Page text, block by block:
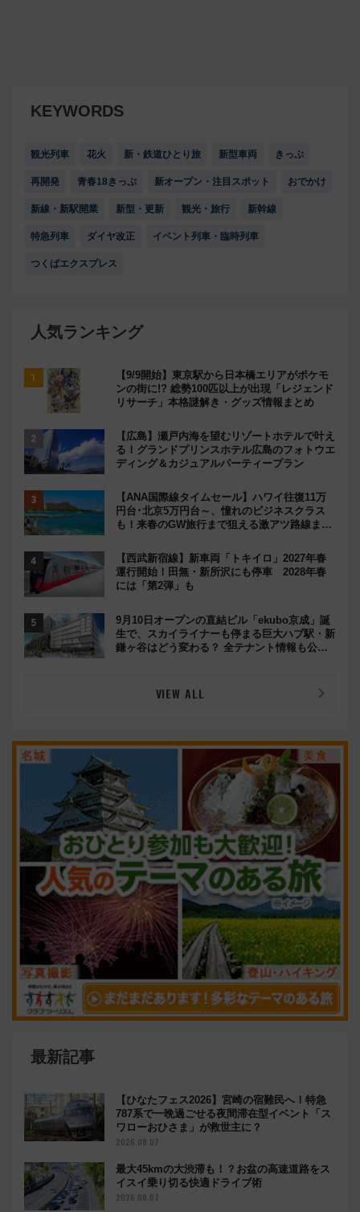
KEYWORDS
観光列車 花火 新・鉄道ひとり旅 新型車両 きっぷ
再開発 青春18きっぷ 新オープン・注目スポット おでかけ
新線・新駅開業 新型・更新 観光・旅行 新幹線
特急列車 ダイヤ改正 イベント列車・臨時列車
つくばエクスプレス
人気ランキング
【9/9開始】東京駅から日本橋エリアがポケモ
ンの街に!? 総勢100匹以上が出現「レジェンド
リサーチ」本格謎解き・グッズ情報まとめ
【広島】瀬戸内海を望むリゾートホテルで叶え
る！グランドプリンスホテル広島のフォトウエ
ディング＆カジュアルパーティープラン
【ANA国際線タイムセール】ハワイ往復11万
円台･北京5万円台～、憧れのビジネスクラス
も！来春のGW旅行まで狙える激アツ路線まと
【西武新宿線】新車両「トキイロ」2027年春
運行開始！田無・新所沢にも停車 2028年春
には「第2弾」も
9月10日オープンの直結ビル「ekubo京成」誕
生で、スカイライナーも停まる巨大ハブ駅・新
鎌ヶ谷はどう変わる？ 全テナント情報も公
VIEW ALL
最新記事
【ひなたフェス2026】宮崎の宿難民へ！特急
787系で一晩過ごせる夜間滞在型イベント「ス
ワローおひさま」が救世主に？
2026.08.07
最大45kmの大渋滞も！？お盆の高速道路をス
イスイ乗り切る快適ドライブ術
2026.08.07